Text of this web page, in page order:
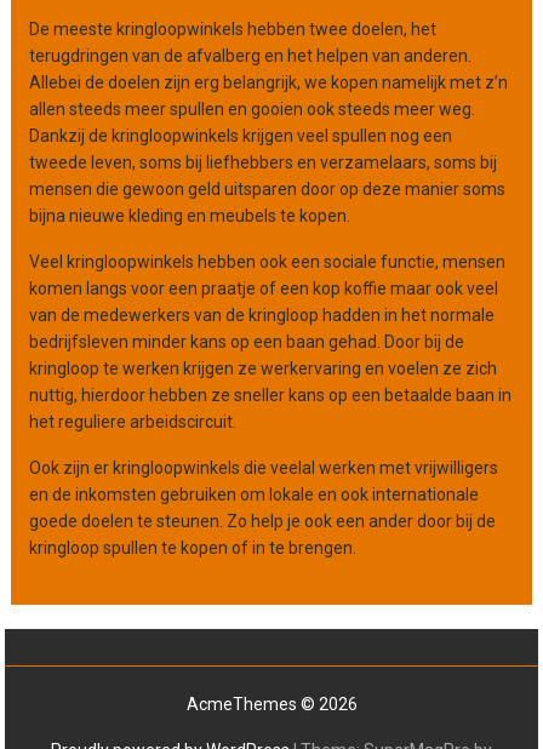
i
s
a
t
i
e
De meeste kringloopwinkels hebben twee doelen, het
terugdringen van de afvalberg en het helpen van anderen.
Allebei de doelen zijn erg belangrijk, we kopen namelijk met z’n
allen steeds meer spullen en gooien ook steeds meer weg.
Dankzij de kringloopwinkels krijgen veel spullen nog een
tweede leven, soms bij liefhebbers en verzamelaars, soms bij
mensen die gewoon geld uitsparen door op deze manier soms
bijna nieuwe kleding en meubels te kopen.
Veel kringloopwinkels hebben ook een sociale functie, mensen
komen langs voor een praatje of een kop koffie maar ook veel
van de medewerkers van de kringloop hadden in het normale
bedrijfsleven minder kans op een baan gehad. Door bij de
kringloop te werken krijgen ze werkervaring en voelen ze zich
nuttig, hierdoor hebben ze sneller kans op een betaalde baan in
het reguliere arbeidscircuit.
Ook zijn er kringloopwinkels die veelal werken met vrijwilligers
en de inkomsten gebruiken om lokale en ook internationale
goede doelen te steunen. Zo help je ook een ander door bij de
kringloop spullen te kopen of in te brengen.
AcmeThemes © 2026